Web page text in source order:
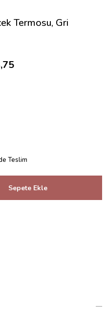
Termosu, Gri
Teslim